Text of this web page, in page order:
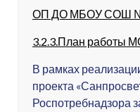
ОП ДО МБОУ СОШ
3.2.3.План работы
В рамках
проекта
Роспотребнадзора